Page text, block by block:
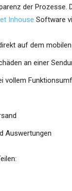
der Prozesse.
Inhouse Software
auf dem
an einer
vollem
Auswertungen